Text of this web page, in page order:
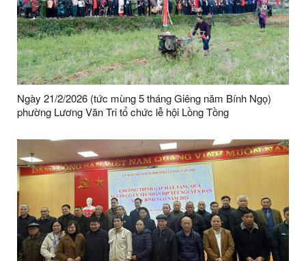
Ngày 21/2/2026 (tức mùng 5 tháng Giêng năm Bính Ngọ)
phường Lương Văn Tri tổ chức lễ hội Lồng Tồng